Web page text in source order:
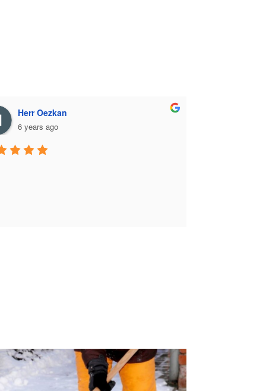
Herr Oezkan
6 years ago